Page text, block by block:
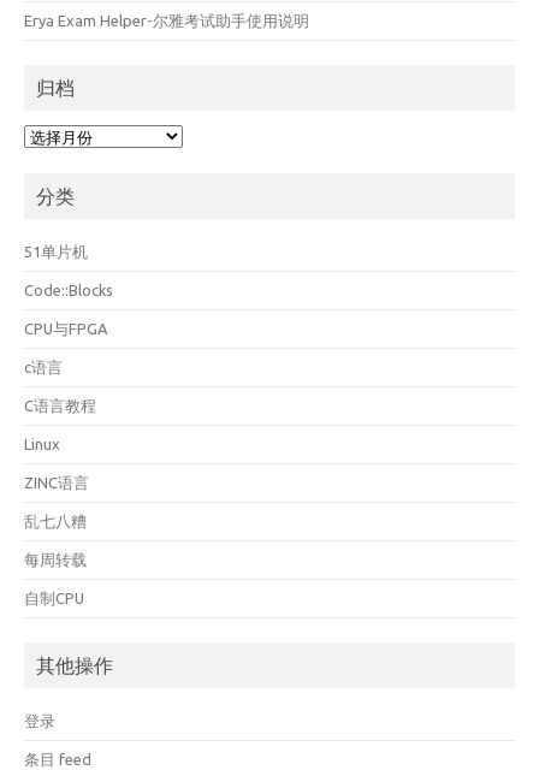
Erya Exam Helper-尔雅考试助手使用说明
归档
归
分类
51单片机
Code::Blocks
CPU与FPGA
c语言
C语言教程
Linux
ZINC语言
乱七八糟
每周转载
自制CPU
其他操作
登录
条目 feed